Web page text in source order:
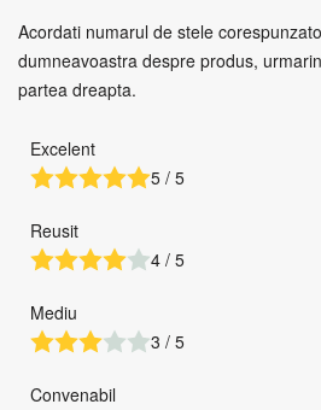
Acordati numarul de stele
dumneavoastra despre produs,
partea dreapta.
Excelent
5 / 5
Reusit
4 / 5
Mediu
3 / 5
Convenabil